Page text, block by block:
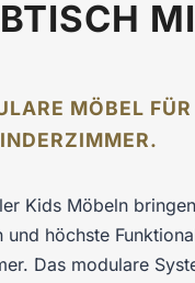
MÖBEL FÜR
Kids Möbeln
und höchste
Das modulare